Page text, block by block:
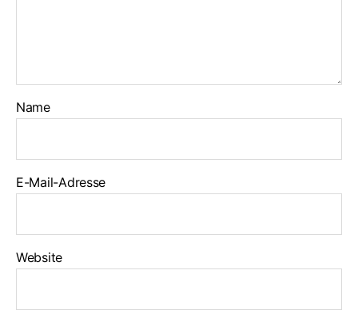
Name
E-Mail-Adresse
Website